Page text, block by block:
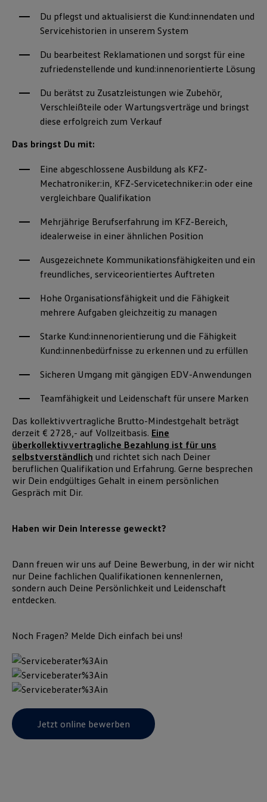
Du pflegst und aktualisierst die Kund:innendaten und
Servicehistorien in unserem System
Du bearbeitest Reklamationen und sorgst für eine
zufriedenstellende und kund:innenorientierte Lösung
Du berätst zu Zusatzleistungen wie Zubehör,
Verschleißteile oder Wartungsverträge und bringst
diese erfolgreich zum Verkauf
Das bringst Du mit:
Eine abgeschlossene Ausbildung als KFZ-
Mechatroniker:in, KFZ-Servicetechniker:in oder eine
vergleichbare Qualifikation
Mehrjährige Berufserfahrung im KFZ-Bereich,
idealerweise in einer ähnlichen Position
Ausgezeichnete Kommunikationsfähigkeiten und ein
freundliches, serviceorientiertes Auftreten
Hohe Organisationsfähigkeit und die Fähigkeit
mehrere Aufgaben gleichzeitig zu managen
Starke Kund:innenorientierung und die Fähigkeit
Kund:innenbedürfnisse zu erkennen und zu erfüllen
Sicheren Umgang mit gängigen EDV-Anwendungen
Teamfähigkeit und Leidenschaft für unsere Marken
Das kollektivvertragliche Brutto-Mindestgehalt beträgt
derzeit € 2728,- auf Vollzeitbasis. Eine
überkollektivvertragliche Bezahlung ist für uns
selbstverständlich und richtet sich nach Deiner
beruflichen Qualifikation und Erfahrung. Gerne besprechen
wir Dein endgültiges Gehalt in einem persönlichen
Gespräch mit Dir.
Haben wir Dein Interesse geweckt?
Dann freuen wir uns auf Deine Bewerbung, in der wir nicht
nur Deine fachlichen Qualifikationen kennenlernen,
sondern auch Deine Persönlichkeit und Leidenschaft
entdecken.
Noch Fragen? Melde Dich einfach bei uns!
Jetzt online bewerben